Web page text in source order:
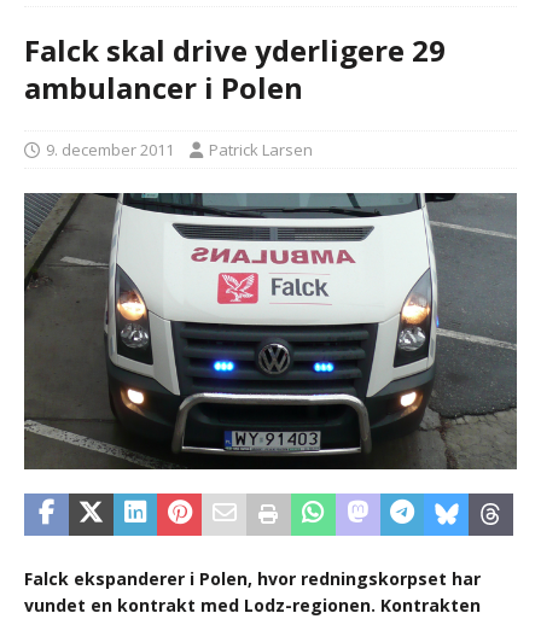
Falck skal drive yderligere 29
ambulancer i Polen
9. december 2011 Patrick Larsen
Falck ekspanderer i Polen, hvor redningskorpset har
vundet en kontrakt med Lodz-regionen. Kontrakten